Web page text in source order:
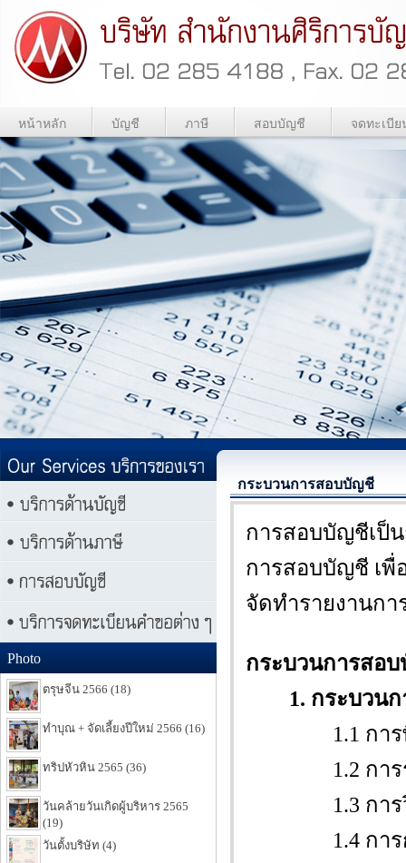
หน้าหลัก บัญชี ภาษี สอบบัญชี จดทะเบี
Photo
ตรุษจีน 2566 (18)
ทำบุณ + จัดเลี้ยงปีใหม่ 2566 (16)
ทริปหัวหิน 2565 (36)
วันคล้ายวันเกิดผู้บริหาร 2565
(19)
วันตั้งบริษัท (4)
กระบวนการสอบบัญชี
การสอบบัญชีเป็
การสอบบัญชี เพื่
จัดทำรายงานก
กระบวนการสอ
1. กระบวน
1.1 การพิจ
1.2 การรวบ
1.3 การวิเค
1.4 การกำห